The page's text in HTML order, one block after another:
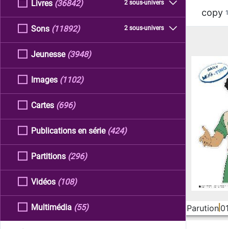
Livres 2 sous-univers
(36842)
Sons 2 sous-univers
(11892)
Jeunesse (3948)
Images (1102)
Cartes (696)
Publications en série (424)
Partitions (296)
Vidéos (108)
Multimédia (55)
copy
Parution